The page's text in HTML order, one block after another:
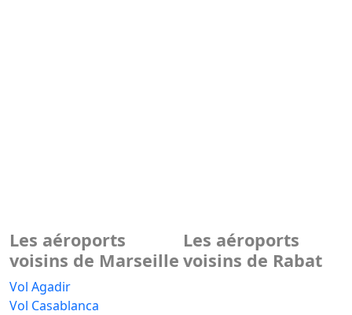
Les aéroports
voisins de Marseille
Les aéroports
voisins de Rabat
Vol Agadir
Vol Casablanca